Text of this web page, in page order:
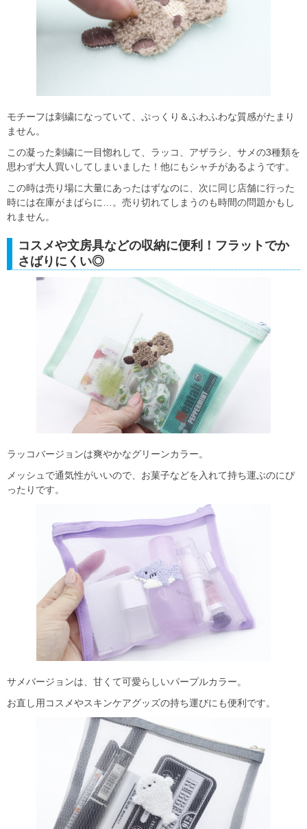
モチーフは刺繍になっていて、ぷっくり＆ふわふわな質感がたまり
ません。
この凝った刺繍に一目惚れして、ラッコ、アザラシ、サメの3種類を
思わず大人買いしてしまいました！他にもシャチがあるようです。
この時は売り場に大量にあったはずなのに、次に同じ店舗に行った
時には在庫がまばらに…。売り切れてしまうのも時間の問題かもし
れません。
コスメや文房具などの収納に便利！フラットでか
さばりにくい◎
ラッコバージョンは爽やかなグリーンカラー。
メッシュで通気性がいいので、お菓子などを入れて持ち運ぶのにぴ
ったりです。
サメバージョンは、甘くて可愛らしいパープルカラー。
お直し用コスメやスキンケアグッズの持ち運びにも便利です。